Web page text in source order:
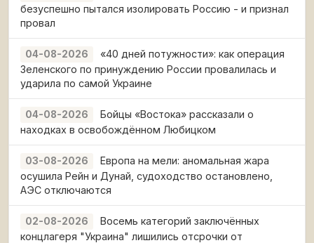
безуспешно пытался изолировать Россию - и признал
провал
04-08-2026
«40 дней потужности»: как операция
Зеленского по принуждению России провалилась и
ударила по самой Украине
04-08-2026
Бойцы «Востока» рассказали о
находках в освобождённом Любицком
03-08-2026
Европа на мели: аномальная жара
осушила Рейн и Дунай, судоходство остановлено,
АЭС отключаются
02-08-2026
Восемь категорий заключённых
концлагеря "Украина" лишились отсрочки от